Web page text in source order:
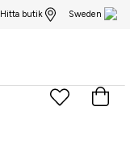
Hitta butik Sweden